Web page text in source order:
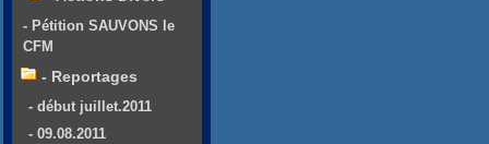
- Pétition SAUVONS le
CFM
- Reportages
- début juillet.2011
- 09.08.2011